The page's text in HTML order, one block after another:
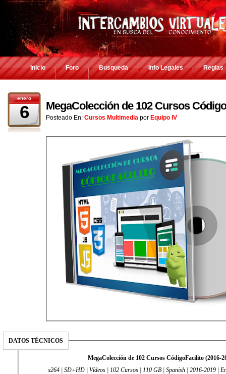
Inicio Foro Busqueda Info Legales Reglas
enero
6 MegaColección de 102 Cursos
Posteado En: Cursos Multimedia por Equipo IV
DATOS TÉCNICOS
MegaColección de 102 Cursos CódigoFacilito (2016-
x264 | SD+HD | Vídeos | 102 Cursos | 110 GB | Spanish | 2016-2019 |